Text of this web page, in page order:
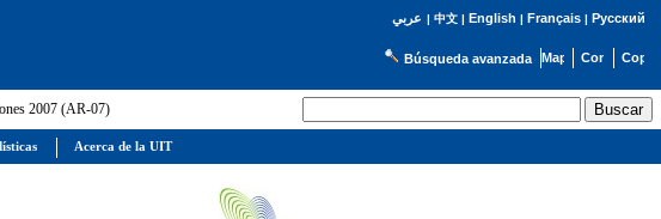
عربي | 中文| English | Français| Русский
Búsqueda avanzada
2007 (AR-07)
Acerca de la UIT